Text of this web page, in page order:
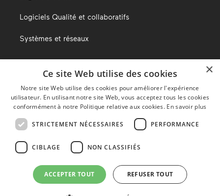
Logiciels Qualité et collaboratifs
Systèmes et réseaux
Le blog d’Alma
Nous trouver
Mentions légales
Politique de confidentialité
×
Ce site Web utilise des cookies
Notre site Web utilise des cookies pour améliorer l'expérience
utilisateur. En utilisant notre site Web, vous acceptez tous les cookies
conformément à notre Politique relative aux cookies. En savoir plus
STRICTEMENT NÉCESSAIRES PERFORMANCE
CIBLAGE NON CLASSIFIÉS
ACCEPTER TOUT REFUSER TOUT